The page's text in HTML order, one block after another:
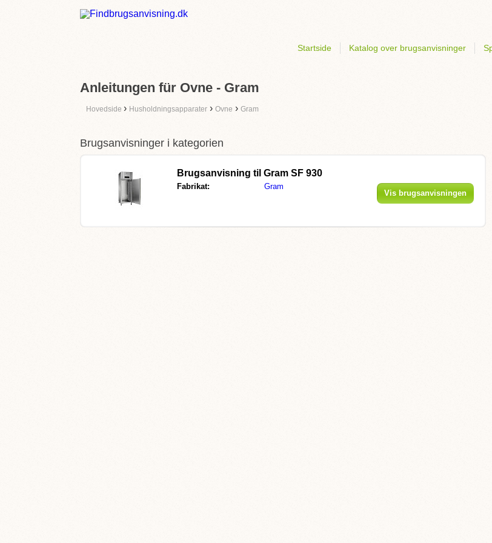
Startside Katalog over brugsanvisninger
Anleitungen für Ovne - Gram
Hovedside › Husholdningsapparater › Ovne › Gram
Brugsanvisninger i kategorien
Brugsanvisning til Gram SF 930
Fabrikat: Gram
Vis brugsanvisningen